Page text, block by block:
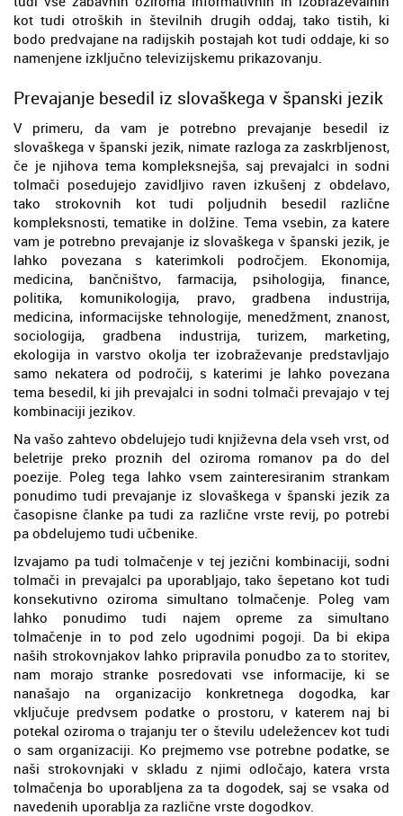
kot tudi otroških in številnih drugih oddaj, tako tistih, ki
bodo predvajane na radijskih postajah kot tudi oddaje, ki so
namenjene izključno televizijskemu prikazovanju.
Prevajanje besedil iz slovaškega v španski jezik
V primeru, da vam je potrebno prevajanje besedil iz
slovaškega v španski jezik, nimate razloga za zaskrbljenost,
če je njihova tema kompleksnejša, saj prevajalci in sodni
tolmači posedujejo zavidljivo raven izkušenj z obdelavo,
tako strokovnih kot tudi poljudnih besedil različne
kompleksnosti, tematike in dolžine. Tema vsebin, za katere
vam je potrebno prevajanje iz slovaškega v španski jezik, je
lahko povezana s katerimkoli področjem. Ekonomija,
medicina, bančništvo, farmacija, psihologija, finance,
politika, komunikologija, pravo, gradbena industrija,
medicina, informacijske tehnologije, menedžment, znanost,
sociologija, gradbena industrija, turizem, marketing,
ekologija in varstvo okolja ter izobraževanje predstavljajo
samo nekatera od področij, s katerimi je lahko povezana
tema besedil, ki jih prevajalci in sodni tolmači prevajajo v tej
kombinaciji jezikov.
Na vašo zahtevo obdelujejo tudi književna dela vseh vrst, od
beletrije preko proznih del oziroma romanov pa do del
poezije. Poleg tega lahko vsem zainteresiranim strankam
ponudimo tudi prevajanje iz slovaškega v španski jezik za
časopisne članke pa tudi za različne vrste revij, po potrebi
pa obdelujemo tudi učbenike.
Izvajamo pa tudi tolmačenje v tej jezični kombinaciji, sodni
tolmači in prevajalci pa uporabljajo, tako šepetano kot tudi
konsekutivno oziroma simultano tolmačenje. Poleg vam
lahko ponudimo tudi najem opreme za simultano
tolmačenje in to pod zelo ugodnimi pogoji. Da bi ekipa
naših strokovnjakov lahko pripravila ponudbo za to storitev,
nam morajo stranke posredovati vse informacije, ki se
nanašajo na organizacijo konkretnega dogodka, kar
vključuje predvsem podatke o prostoru, v katerem naj bi
potekal oziroma o trajanju ter o številu udeležencev kot tudi
o sam organizaciji. Ko prejmemo vse potrebne podatke, se
naši strokovnjaki v skladu z njimi odločajo, katera vrsta
tolmačenja bo uporabljena za ta dogodek, saj se vsaka od
navedenih uporablja za različne vrste dogodkov.